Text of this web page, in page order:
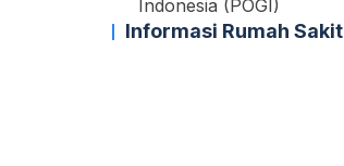
Indonesia (POGI)
Informasi Rumah Sakit